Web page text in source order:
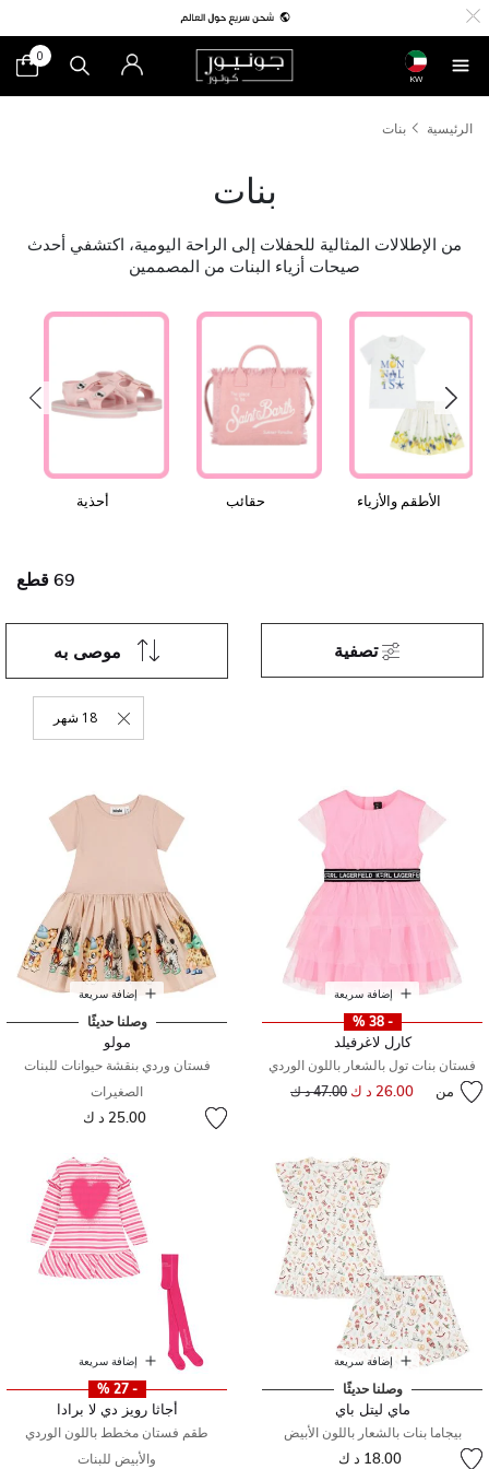
KW
0
الرئيسية بنات
بنات
من الإطلالات المثالية للحفلات إلى الراحة اليومية، اكتشفي أحدث
صيحات أزياء البنات من المصممين
الأطقم والأزياء حقائب أحذية
69 قطع
موصى به تصفية
18 شهر
حذف
إضافة سريعة
- 38 %
كارل لاغرفيلد
فستان بنات تول بالشعار باللون الوردي
من 26.00 د ك سعر مخفض من
47.00 د ك
إضافة سريعة
وصلنا حديثًا
مولو
فستان وردي بنقشة حيوانات للبنات
الصغيرات
25.00 د ك
إضافة سريعة
وصلنا حديثًا
ماي ليتل باي
بيجاما بنات بالشعار باللون الأبيض
18.00 د ك
إضافة سريعة
- 27 %
أجاثا رويز دي لا برادا
طقم فستان مخطط باللون الوردي
والأبيض للبنات